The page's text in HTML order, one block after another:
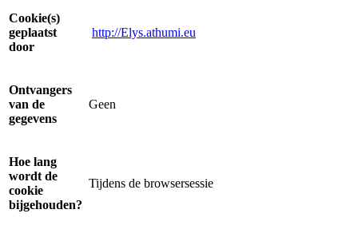
Cookie(s)
geplaatst
door
http://Elys.athumi.eu
Ontvangers
van de
gegevens
Geen
Hoe lang
wordt de
cookie
bijgehouden?
Tijdens de browsersessie